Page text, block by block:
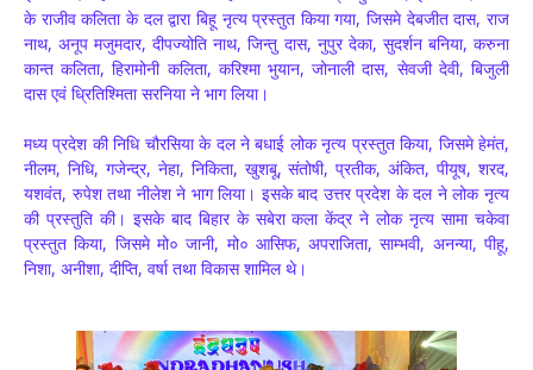
के राजीव कलिता के दल द्वारा बिहू नृत्य प्रस्तुत किया गया, जिसमे देबजीत दास, राज
नाथ, अनूप मजुमदार, दीपज्योति नाथ, जिन्तु दास, नुपुर देका, सुदर्शन बनिया, करुना
कान्त कलिता, हिरामोनी कलिता, करिश्मा भुयान, जोनाली दास, सेवजी देवी, बिजुली
दास एवं ध्रितिश्मिता सरनिया ने भाग लिया।
मध्य प्रदेश की निधि चौरसिया के दल ने बधाई लोक नृत्य प्रस्तुत किया, जिसमे हेमंत,
नीलम, निधि, गजेन्द्र, नेहा, निकिता, खुशबू, संतोषी, प्रतीक, अंकित, पीयूष, शरद,
यशवंत, रुपेश तथा नीलेश ने भाग लिया। इसके बाद उत्तर प्रदेश के दल ने लोक नृत्य
की प्रस्तुति की। इसके बाद बिहार के सबेरा कला केंद्र ने लोक नृत्य सामा चकेवा
प्रस्तुत किया, जिसमे मो० जानी, मो० आसिफ, अपराजिता, साम्भवी, अनन्या, पीहू,
निशा, अनीशा, दीप्ति, वर्षा तथा विकास शामिल थे।